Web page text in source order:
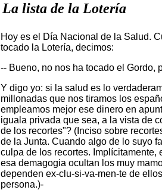
La lista de la Lotería
Hoy es el Día Nacional de la Salud.
tocado la Lotería, decimos:
-- Bueno, no nos ha tocado el Gordo,
Y digo yo: si la salud es lo
millonadas que nos tiramos los
empleamos mejor ese dinero en
iguala privada que sea, a la vista de
de los recortes"? (Inciso sobre
de la Junta. Cuando algo de lo suyo
culpa de los recortes.
esa demagogia ocultan los muy
dependen ex-clu-si-va-men-te de
persona.)-